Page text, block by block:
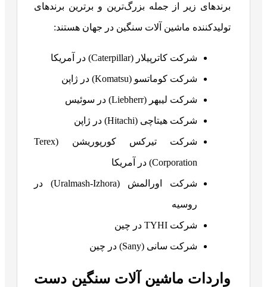
برندهای زیر از جمله بزرگ‌ترین و برترین برندهای
تولیدکننده ماشین آلات سنگین در جهان هستند:
شرکت کاترپیلار (Caterpillar) در آمریکا
شرکت کوماتسو (Komatsu) در ژاپن
شرکت لیبهر (Liebherr) در سوئیس
شرکت هیتاچی (Hitachi) در ژاپن
شرکت تیرکس کورپوریشن (Terex
Corporation) در آمریکا
شرکت اورالمش (Uralmash-Izhora) در
روسیه
شرکت TYHI در چین
شرکت سانی (Sany) در چین
واردات ماشین آلات سنگین دست